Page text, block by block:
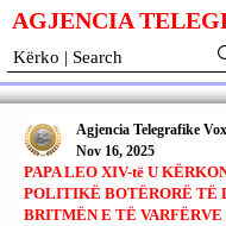
AGJENCIA
PAPA LEO XIV-të U
POLITIKË BOTËRORË TË
BRITMËN E TË VARFËRVE
Agjencia Telegrafike Vox
Nov 16, 2025